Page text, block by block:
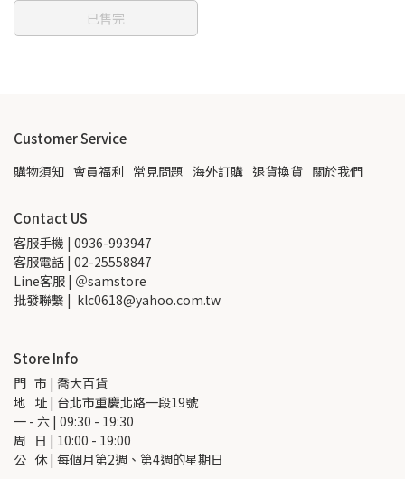
已售完
Customer Service
購物須知 會員福利 常見問題 海外訂購 退貨換貨 關於我們
Contact US
客服手機 | 0936-993947
客服電話 | 02-25558847
Line客服 | ＠samstore
批發聯繫 |  klc0618@yahoo.com.tw
Store Info
門   市 | 喬大百貨
地   址 | 台北市重慶北路一段19號
一 - 六 | 09:30 - 19:30
周   日 | 10:00 - 19:00
公   休 | 每個月第2週、第4週的星期日